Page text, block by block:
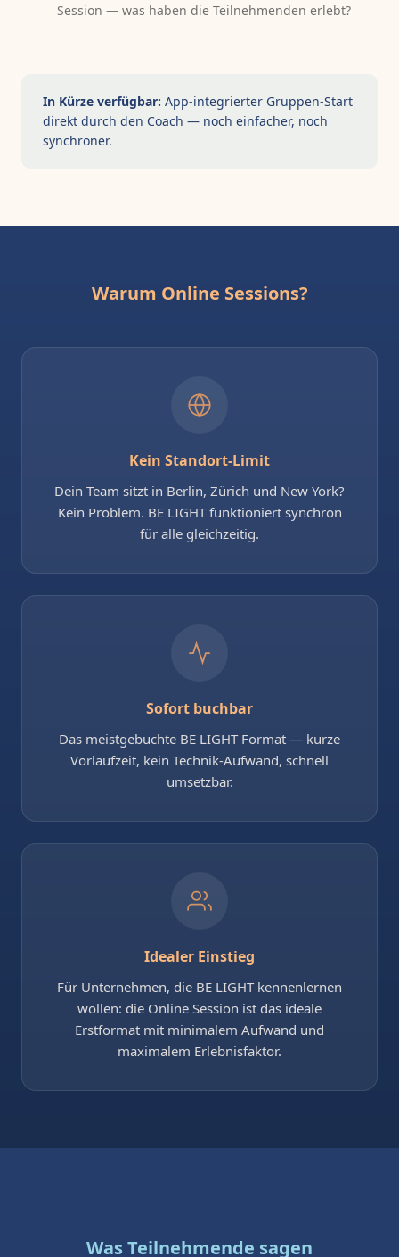
Session — was haben die Teilnehmenden erlebt?
In Kürze verfügbar: App-integrierter Gruppen-Start
direkt durch den Coach — noch einfacher, noch
synchroner.
Warum Online Sessions?
Kein Standort-Limit
Dein Team sitzt in Berlin, Zürich und New York?
Kein Problem. BE LIGHT funktioniert synchron
für alle gleichzeitig.
Sofort buchbar
Das meistgebuchte BE LIGHT Format — kurze
Vorlaufzeit, kein Technik-Aufwand, schnell
umsetzbar.
Idealer Einstieg
Für Unternehmen, die BE LIGHT kennenlernen
wollen: die Online Session ist das ideale
Erstformat mit minimalem Aufwand und
maximalem Erlebnisfaktor.
Was Teilnehmende sagen